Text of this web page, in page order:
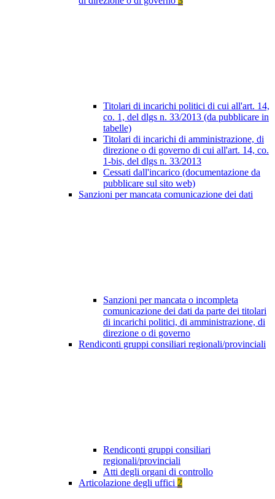
Titolari di incarichi politici di cui all'art. 14,
co. 1, del dlgs n. 33/2013 (da pubblicare in
tabelle)
Titolari di incarichi di amministrazione, di
direzione o di governo di cui all'art. 14, co.
1-bis, del dlgs n. 33/2013
Cessati dall'incarico (documentazione da
pubblicare sul sito web)
Sanzioni per mancata comunicazione dei dati
Sanzioni per mancata o incompleta
comunicazione dei dati da parte dei titolari
di incarichi politici, di amministrazione, di
direzione o di governo
Rendiconti gruppi consiliari regionali/provinciali
Rendiconti gruppi consiliari
regionali/provinciali
Atti degli organi di controllo
Articolazione degli uffici 2